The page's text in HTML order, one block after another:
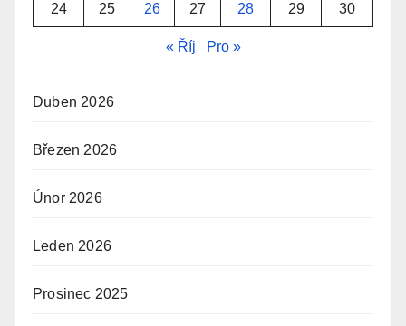
24 25 26 27 28 29 30
« Říj Pro »
Duben 2026
Březen 2026
Únor 2026
Leden 2026
Prosinec 2025